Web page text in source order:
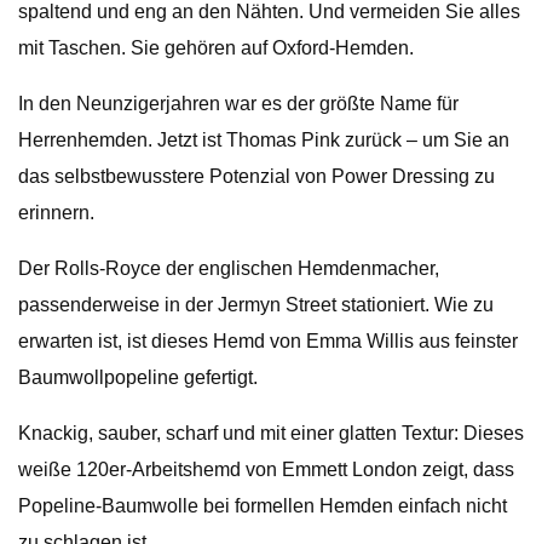
spaltend und eng an den Nähten. Und vermeiden Sie alles
mit Taschen. Sie gehören auf Oxford-Hemden.
In den Neunzigerjahren war es der größte Name für
Herrenhemden. Jetzt ist Thomas Pink zurück – um Sie an
das selbstbewusstere Potenzial von Power Dressing zu
erinnern.
Der Rolls-Royce der englischen Hemdenmacher,
passenderweise in der Jermyn Street stationiert. Wie zu
erwarten ist, ist dieses Hemd von Emma Willis aus feinster
Baumwollpopeline gefertigt.
Knackig, sauber, scharf und mit einer glatten Textur: Dieses
weiße 120er-Arbeitshemd von Emmett London zeigt, dass
Popeline-Baumwolle bei formellen Hemden einfach nicht